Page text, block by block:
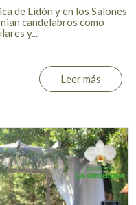
de Lidón y en los Salones
candelabros como
y...
Leer más